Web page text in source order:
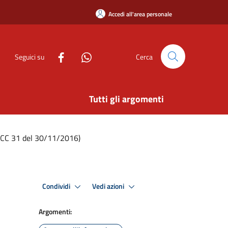
Accedi all'area personale
Seguici su Cerca
Tutti gli argomenti
31 del 30/11/2016)
Condividi Vedi azioni
Argomenti: